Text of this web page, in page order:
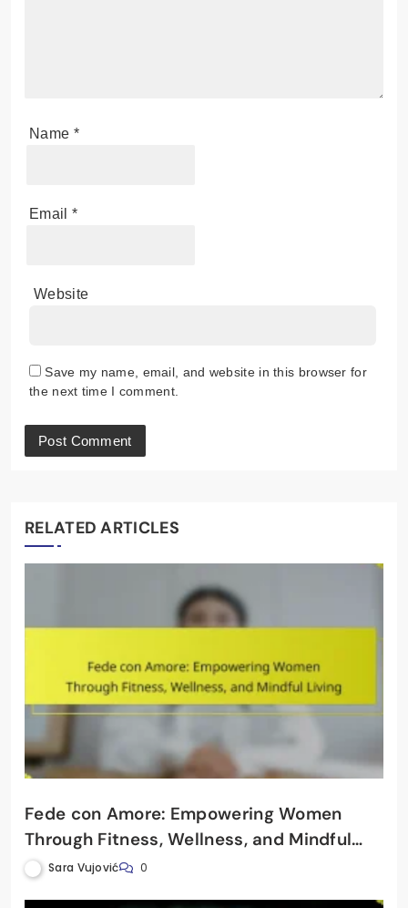
Name *
Email *
Website
Save my name, email, and website in this browser for
the next time I comment.
RELATED ARTICLES
Fede con Amore: Empowering Women
Through Fitness, Wellness, and Mindful
Living
Sara Vujović 0